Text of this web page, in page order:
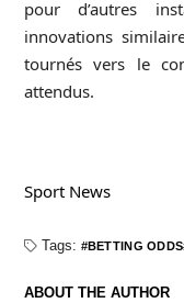
pour d’autres
innovations
tournés vers le
attendus.
Sport News
Tags: BETTING ODDS
ABOUT THE AUTHOR